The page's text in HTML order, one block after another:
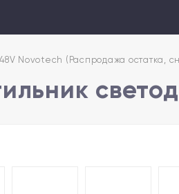
Novotech (Распродажа остатка,